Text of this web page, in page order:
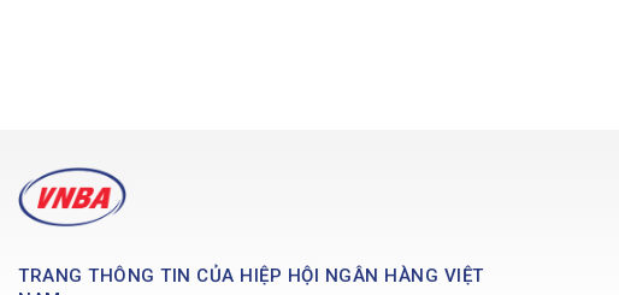
TRANG THÔNG TIN CỦA HIỆP HỘI NGÂN HÀNG VIỆT